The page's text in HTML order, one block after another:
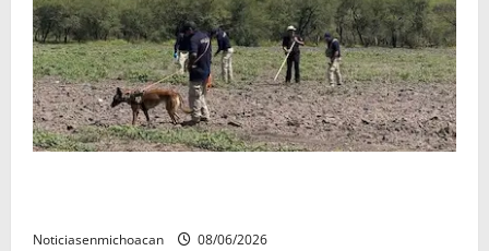
Noticiasenmichoacan 08/06/2026